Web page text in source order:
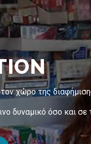
χώρο της
δυναμικό όσο και σε